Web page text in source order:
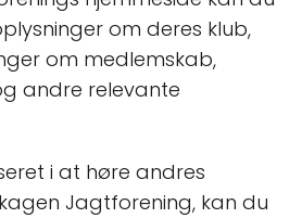
om deres klub,
om medlemskab,
andre relevante
i at høre andres
Jagtforening, kan du